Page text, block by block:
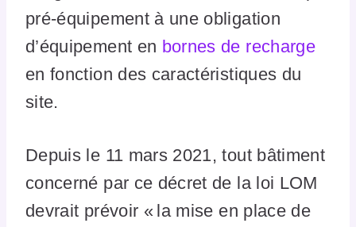
pré-équipement à une obligation
d’équipement en bornes de recharge
en fonction des caractéristiques du
site.
Depuis le 11 mars 2021, tout bâtiment
concerné par ce décret de la loi LOM
devrait prévoir « la mise en place de